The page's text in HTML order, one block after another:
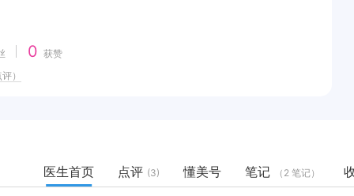
0 获赞
）
医生首页 点评 (3) 懂美号 笔记 （2 笔记）